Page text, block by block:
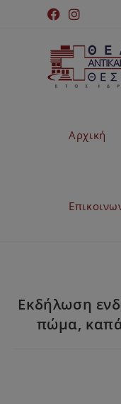
Αρχική
Εκδήλωση
πώμα,